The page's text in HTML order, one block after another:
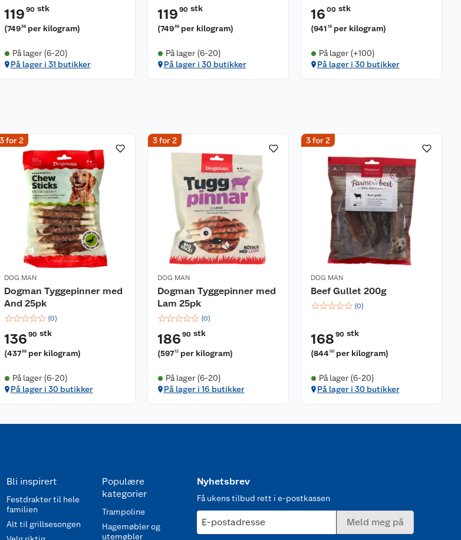
119 90 stk
(74938 per kilogram)
På lager (6-20)
På lager i 31 butikker
119 90 stk
(74938 per kilogram)
På lager (6-20)
På lager i 30 butikker
16 00 stk
(941 18 per kilogram)
På lager (+100)
På lager i 30 butikker
3 for 2
DOG MAN
Dogman Tyggepinner med
And 25pk
☆☆☆☆☆ (0)
136 90 stk
(43738 per kilogram)
På lager (6-20)
På lager i 30 butikker
3 for 2
DOG MAN
Dogman Tyggepinner med
Lam 25pk
☆☆☆☆☆ (0)
186 90 stk
(59712 per kilogram)
På lager (6-20)
På lager i 16 butikker
3 for 2
DOG MAN
Beef Gullet 200g
☆☆☆☆☆ (0)
168 90 stk
(844 50 per kilogram)
På lager (6-20)
På lager i 30 butikker
Bli inspirert
Festdrakter til hele
familien
Alt til grillsesongen
Populære
kategorier
Trampoline
Hagemøbler og
utemøbler
Nyhetsbrev
Få ukens tilbud rett i e-postkassen
E-postadresse Meld meg på